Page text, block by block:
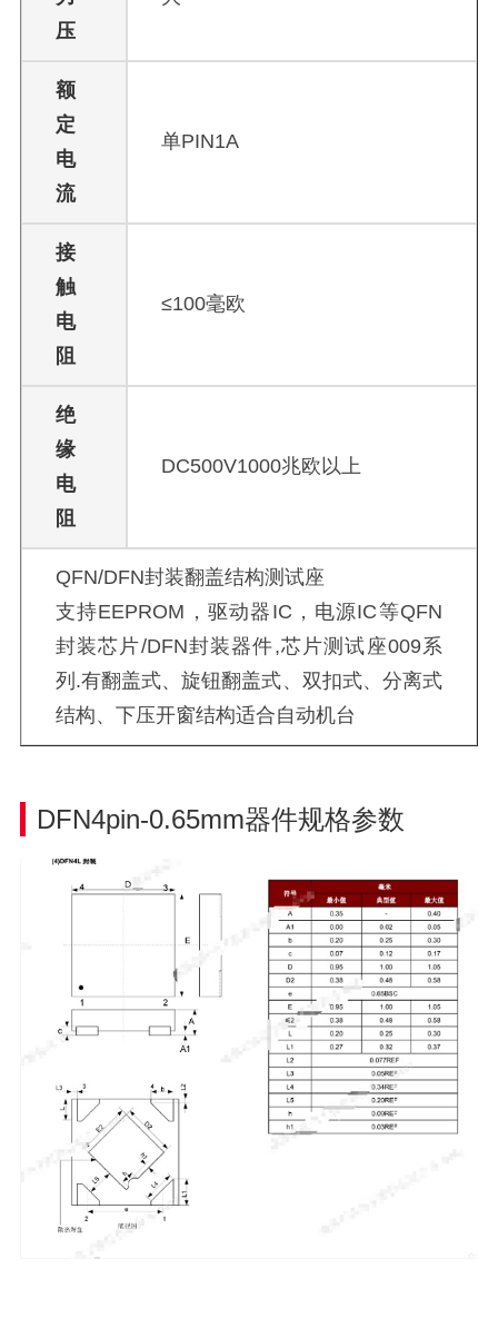
压
额
定
电
流
单PIN1A
接
触
电
阻
≤100毫欧
绝
缘
电
阻
DC500V1000兆欧以上
QFN/DFN封装翻盖结构测试座
支持EEPROM，驱动器IC，电源IC等QFN
封装芯片/DFN封装器件,芯片测试座009系
列.有翻盖式、旋钮翻盖式、双扣式、分离式
结构、下压开窗结构适合自动机台
DFN4pin-0.65mm器件规格参数